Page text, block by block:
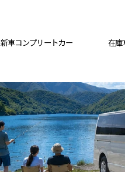
新車コンプリートカー 在庫